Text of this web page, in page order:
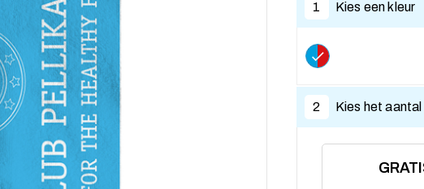
1 Kies een kleur
2 Kies het aantal